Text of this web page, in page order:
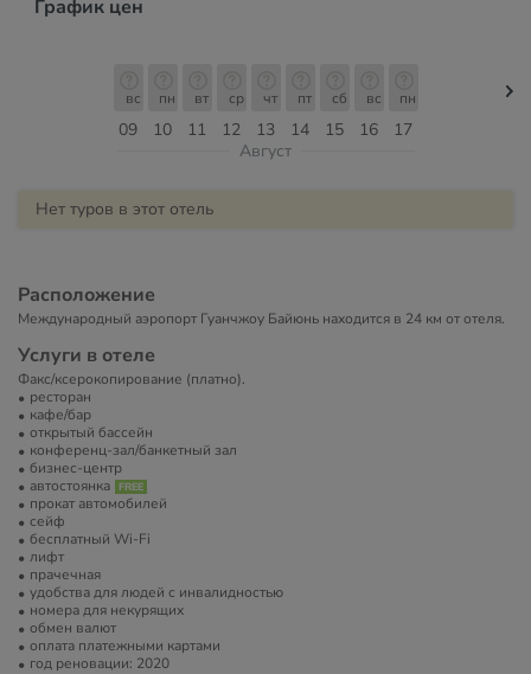
График цен
09
вс
10
пн
11
вт
12
ср
13
чт
14
пт
15
сб
16
вс
17
пн
Август
Нет туров в этот отель
Расположение
Международный аэропорт Гуанчжоу Байюнь находится в 24 км от отеля.
Услуги в отеле
Факс/ксерокопирование (платно).
ресторан
кафе/бар
открытый бассейн
конференц-зал/банкетный зал
бизнес-центр
автостоянка
прокат автомобилей
сейф
бесплатный Wi-Fi
лифт
прачечная
удобства для людей с инвалидностью
номера для некурящих
обмен валют
оплата платежными картами
год реновации: 2020